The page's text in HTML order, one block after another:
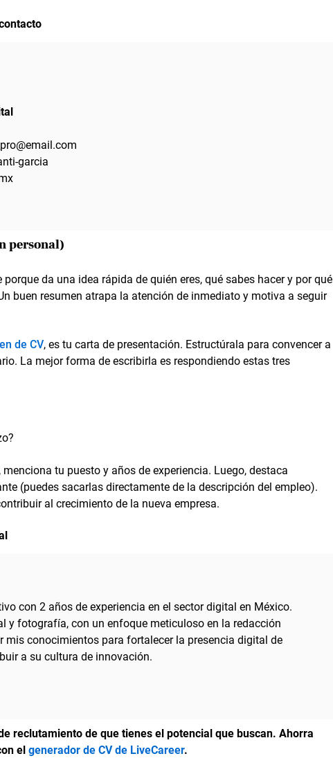
garcia
personal)
porque da una idea rápida de quién eres, qué sabes hacer y por qué
buen resumen atrapa la atención de inmediato y motiva a seguir
de CV, es tu carta de presentación. Estructúrala para convencer a
La mejor forma de escribirla es respondiendo estas tres
, menciona tu puesto y años de experiencia. Luego, destaca
(puedes sacarlas directamente de la descripción del empleo).
al crecimiento de la nueva empresa.
con 2 años de experiencia en el sector digital en México.
y fotografía, con un enfoque meticuloso en la redacción
mis conocimientos para fortalecer la presencia digital de
a su cultura de innovación.
reclutamiento de que tienes el potencial que buscan. Ahorra
elgenerador de CV de LiveCareer.